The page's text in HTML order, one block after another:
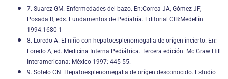
7. Suarez GM. Enfermedades del bazo. En:Correa JA, Gómez JF,
Posada R, eds. Fundamentos de Pediatría. Editorial CIB:Medellín
1994:1680-1
8. Loredo A. El niño con hepatoesplenomegalia de orígen incierto. En:
Loredo A, ed. Medicina Interna Pediátrica. Tercera edición. Mc Graw Hill
Interamericana: México 1997: 445-55.
9. Sotelo CN. Hepatoesplenomegalia de orígen desconocido. Estudio